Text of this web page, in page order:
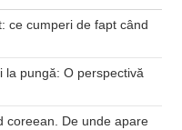
ce cumperi de fapt când
la pungă: O perspectivă
coreean. De unde apare